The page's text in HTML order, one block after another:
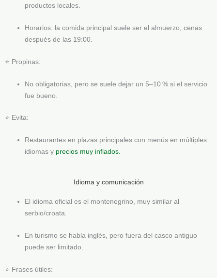
productos locales.
Horarios: la comida principal suele ser el almuerzo; cenas
después de las 19:00.
⭐ Propinas:
No obligatorias, pero se suele dejar un 5–10 % si el servicio
fue bueno.
⭐ Evita:
Restaurantes en plazas principales con menús en múltiples
idiomas y precios muy inflados.
Idioma y comunicación
El idioma oficial es el montenegrino, muy similar al
serbio/croata.
En turismo se habla inglés, pero fuera del casco antiguo
puede ser limitado.
⭐ Frases útiles: